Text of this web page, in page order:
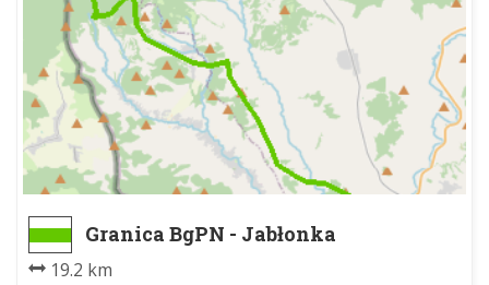
Granica BgPN - Jabłonka
19.2 km